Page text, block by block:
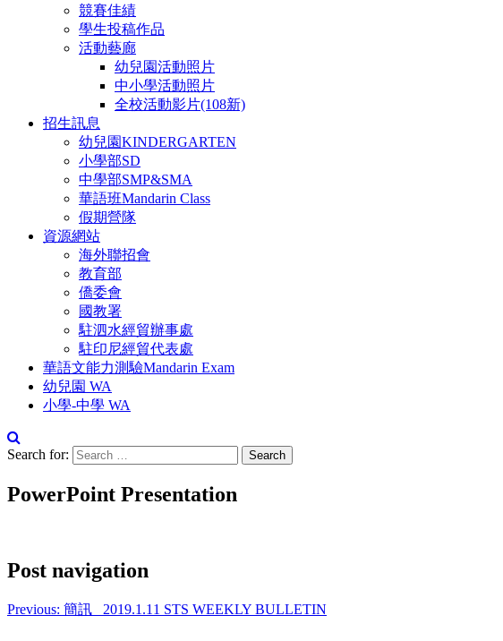
競賽佳績
學生投稿作品
活動藝廊
幼兒園活動照片
中小學活動照片
全校活動影片(108新)
招生訊息
幼兒園KINDERGARTEN
小學部SD
中學部SMP&SMA
華語班Mandarin Class
假期營隊
資源網站
海外聯招會
教育部
僑委會
國教署
駐泗水經貿辦事處
駐印尼經貿代表處
華語文能力測驗Mandarin Exam
幼兒園 WA
小學-中學 WA
Search for:
PowerPoint Presentation
Post navigation
Previous: 簡訊_ 2019.1.11 STS WEEKLY BULLETIN